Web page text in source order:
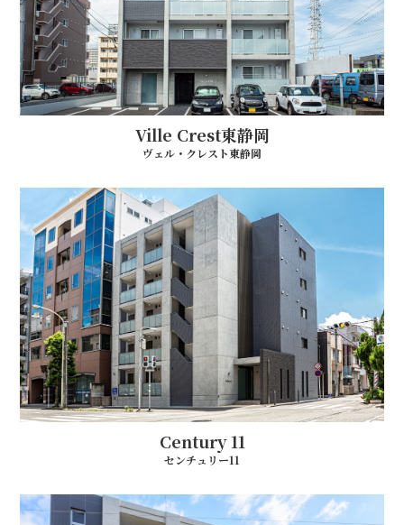
Ville Crest東静岡
ヴェル・クレスト東静岡
Century 11
センチュリー11